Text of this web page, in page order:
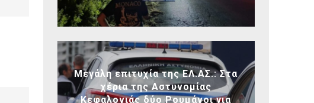
Μεγάλη επιτυχία της ΕΛ.ΑΣ.: Στα
χέρια της Αστυνομίας
Κεφαλονιάς δύο Ρουμάνοι για